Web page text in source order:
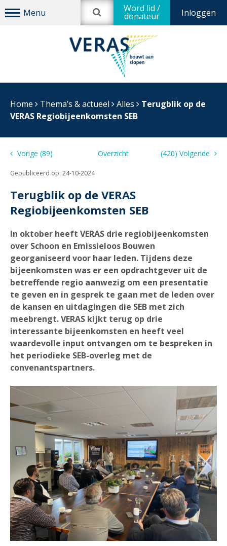
Inloggen
Word lid /
donateur
Home Thema’s & actueel Alles
Terugblik op de
VERAS Regiobijeenkomsten SEB
Vorige (89) Overzicht (420) Volgende
Gepubliceerd op: 24-10-2024
Terugblik op de VERAS
Regiobijeenkomsten SEB
In oktober heeft VERAS drie regiobijeenkomsten
over Schoon en Emissieloos Bouwen
georganiseerd voor haar leden. Tijdens deze
bijeenkomsten was er een opdrachtgever uit de
betreffende regio aanwezig om een presentatie
te geven en in gesprek te gaan met de leden over
de kansen en uitdagingen die SEB met zich
meebrengt. VERAS kijkt terug op drie
interessante bijeenkomsten en heeft veel
waardevolle input ontvangen om te bespreken in
het periodieke SEB-overleg met de
convenantspartners.